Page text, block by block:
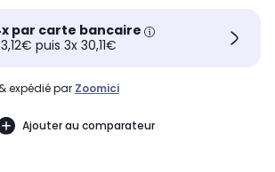
par carte bancaire
puis 3x 30,11€
expédié par Zoomici
Ajouter au comparateur